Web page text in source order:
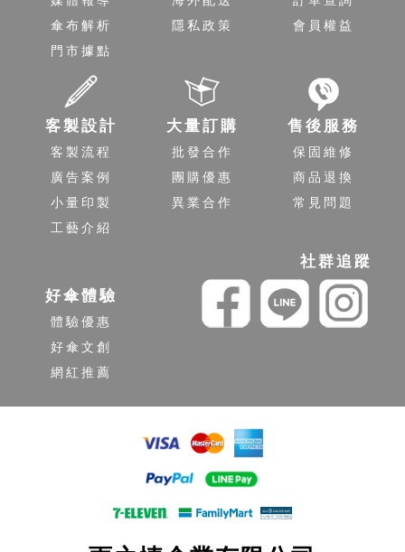
傘布解析
門市據點
隱私政策
會員權益
客製設計
客製流程
廣告案例
小量印製
工藝介紹
大量訂購
批發合作
團購優惠
異業合作
售後服務
保固維修
商品退換
常見問題
好傘體驗
體驗優惠
好傘文創
網紅推薦
社群追蹤